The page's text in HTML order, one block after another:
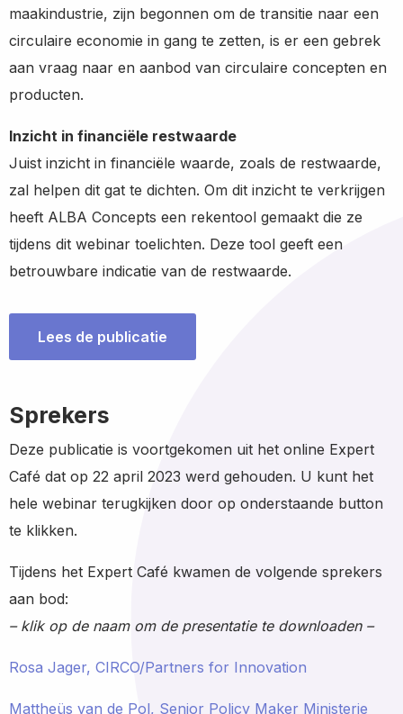
maakindustrie, zijn begonnen om de transitie naar een
circulaire economie in gang te zetten, is er een gebrek
aan vraag naar en aanbod van circulaire concepten en
producten.
Inzicht in financiële restwaarde
Juist inzicht in financiële waarde, zoals de restwaarde,
zal helpen dit gat te dichten. Om dit inzicht te verkrijgen
heeft ALBA Concepts een rekentool gemaakt die ze
tijdens dit webinar toelichten. Deze tool geeft een
betrouwbare indicatie van de restwaarde.
Lees de publicatie
Sprekers
Deze publicatie is voortgekomen uit het online Expert
Café dat op 22 april 2023 werd gehouden. U kunt het
hele webinar terugkijken door op onderstaande button
te klikken.
Tijdens het Expert Café kwamen de volgende sprekers
aan bod:
– klik op de naam om de presentatie te downloaden –
Rosa Jager, CIRCO/Partners for Innovation
Mattheüs van de Pol, Senior Policy Maker Ministerie